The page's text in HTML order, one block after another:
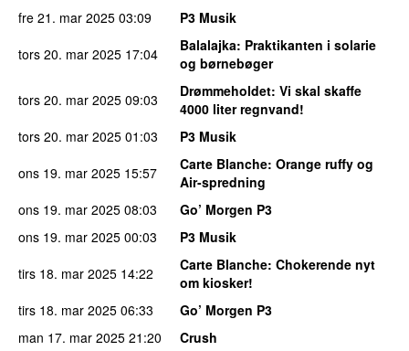
fre 21. mar 2025 03:09
P3 Musik
tors 20. mar 2025 17:04 Balalajka: Praktikanten i solarie
og børnebøger
tors 20. mar 2025 09:03 Drømmeholdet: Vi skal skaffe
4000 liter regnvand!
tors 20. mar 2025 01:03
P3 Musik
ons 19. mar 2025 15:57 Carte Blanche: Orange ruffy og
Air-spredning
ons 19. mar 2025 08:03
Go’ Morgen P3
ons 19. mar 2025 00:03
P3 Musik
tirs 18. mar 2025 14:22 Carte Blanche: Chokerende nyt
om kiosker!
tirs 18. mar 2025 06:33
Go’ Morgen P3
man 17. mar 2025 21:20
Crush